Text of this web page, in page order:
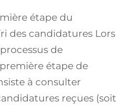
étape du
des candidatures Lors
de
étape de
à consulter
reçues (soit